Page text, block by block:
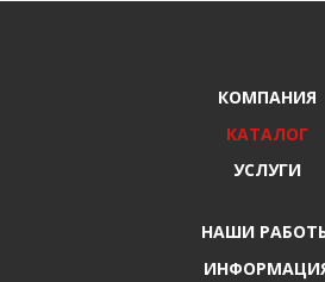
КОМПАНИЯ
КАТАЛОГ
УСЛУГИ
НАШИ